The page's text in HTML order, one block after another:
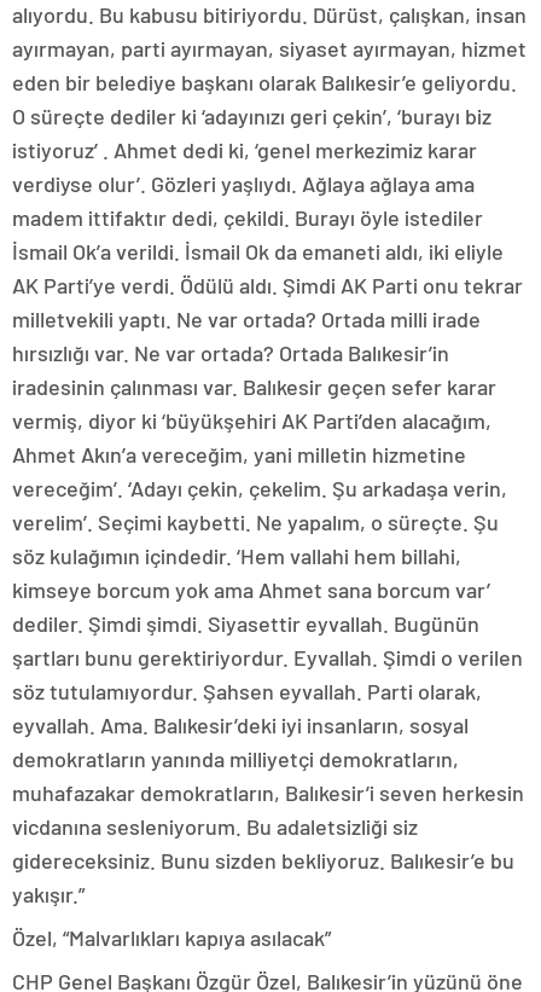
alıyordu. Bu kabusu bitiriyordu. Dürüst, çalışkan, insan
ayırmayan, parti ayırmayan, siyaset ayırmayan, hizmet
eden bir belediye başkanı olarak Balıkesir’e geliyordu.
O süreçte dediler ki ‘adayınızı geri çekin’, ‘burayı biz
istiyoruz’ . Ahmet dedi ki, ‘genel merkezimiz karar
verdiyse olur’. Gözleri yaşlıydı. Ağlaya ağlaya ama
madem ittifaktır dedi, çekildi. Burayı öyle istediler
İsmail Ok’a verildi. İsmail Ok da emaneti aldı, iki eliyle
AK Parti’ye verdi. Ödülü aldı. Şimdi AK Parti onu tekrar
milletvekili yaptı. Ne var ortada? Ortada milli irade
hırsızlığı var. Ne var ortada? Ortada Balıkesir’in
iradesinin çalınması var. Balıkesir geçen sefer karar
vermiş, diyor ki ‘büyükşehiri AK Parti’den alacağım,
Ahmet Akın’a vereceğim, yani milletin hizmetine
vereceğim’. ‘Adayı çekin, çekelim. Şu arkadaşa verin,
verelim’. Seçimi kaybetti. Ne yapalım, o süreçte. Şu
söz kulağımın içindedir. ‘Hem vallahi hem billahi,
kimseye borcum yok ama Ahmet sana borcum var’
dediler. Şimdi şimdi. Siyasettir eyvallah. Bugünün
şartları bunu gerektiriyordur. Eyvallah. Şimdi o verilen
söz tutulamıyordur. Şahsen eyvallah. Parti olarak,
eyvallah. Ama. Balıkesir’deki iyi insanların, sosyal
demokratların yanında milliyetçi demokratların,
muhafazakar demokratların, Balıkesir’i seven herkesin
vicdanına sesleniyorum. Bu adaletsizliği siz
gidereceksiniz. Bunu sizden bekliyoruz. Balıkesir’e bu
yakışır.”
Özel, “Malvarlıkları kapıya asılacak”
CHP Genel Başkanı Özgür Özel, Balıkesir’in yüzünü öne